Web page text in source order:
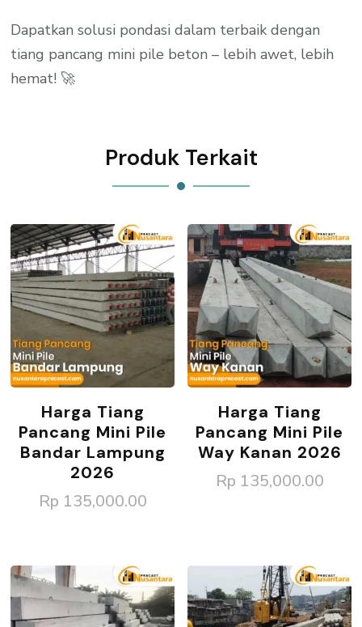
Dapatkan solusi pondasi dalam terbaik dengan
tiang pancang mini pile beton – lebih awet, lebih
hemat! 🚀
Produk Terkait
Harga Tiang
Pancang Mini Pile
Bandar Lampung
2026
Rp 135,000.00
Harga Tiang
Pancang Mini Pile
Way Kanan 2026
Rp 135,000.00